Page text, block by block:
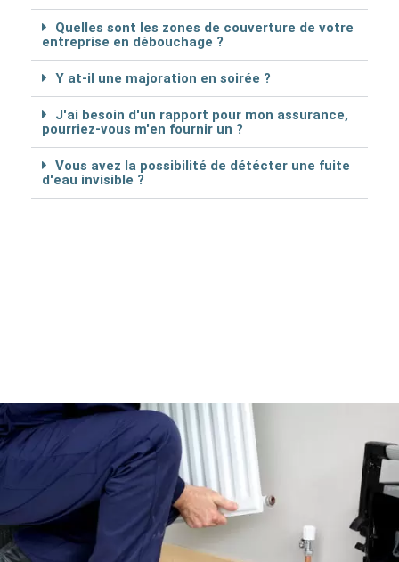
Quelles sont les zones de couverture de votre
entreprise en débouchage ?
Y at-il une majoration en soirée ?
J'ai besoin d'un rapport pour mon assurance,
pourriez-vous m'en fournir un ?
Vous avez la possibilité de détécter une fuite
d'eau invisible ?